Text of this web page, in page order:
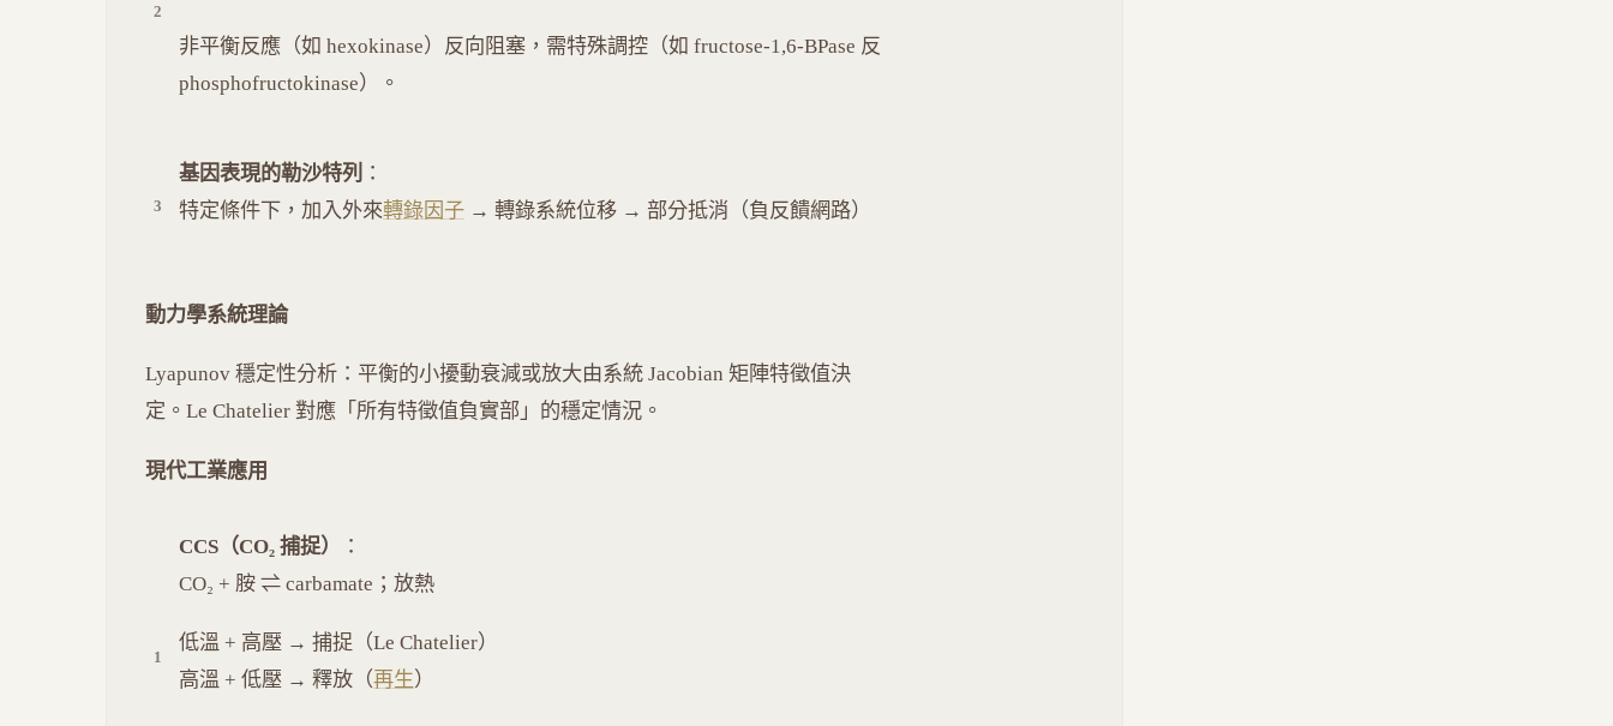
非平衡反應（如 hexokinase）反向阻塞，需特殊調控（如 fructose-1,6-BPase 反
phosphofructokinase）。
基因表現的勒沙特列 ：
特定條件下，加入外來轉錄因子 → 轉錄系統位移 → 部分抵消（負反饋網路）
動力學系統理論
Lyapunov 穩定性分析：平衡的小擾動衰減或放大由系統 Jacobian 矩陣特徵值決
定。Le Chatelier 對應「所有特徵值負實部」的穩定情況。
現代工業應用
CCS（CO₂ 捕捉）
：
CO₂ + 胺 ⇌ carbamate；放熱
低溫 + 高壓 → 捕捉（Le Chatelier）
高溫 + 低壓 → 釋放（再生）